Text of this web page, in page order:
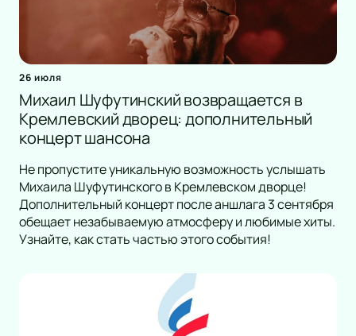
26 июля
Михаил Шуфутинский возвращается в
Кремлевский дворец: дополнительный
концерт шансона
Не пропустите уникальную возможность услышать
Михаила Шуфутинского в Кремлевском дворце!
Дополнительный концерт после аншлага 3 сентября
обещает незабываемую атмосферу и любимые хиты.
Узнайте, как стать частью этого события!